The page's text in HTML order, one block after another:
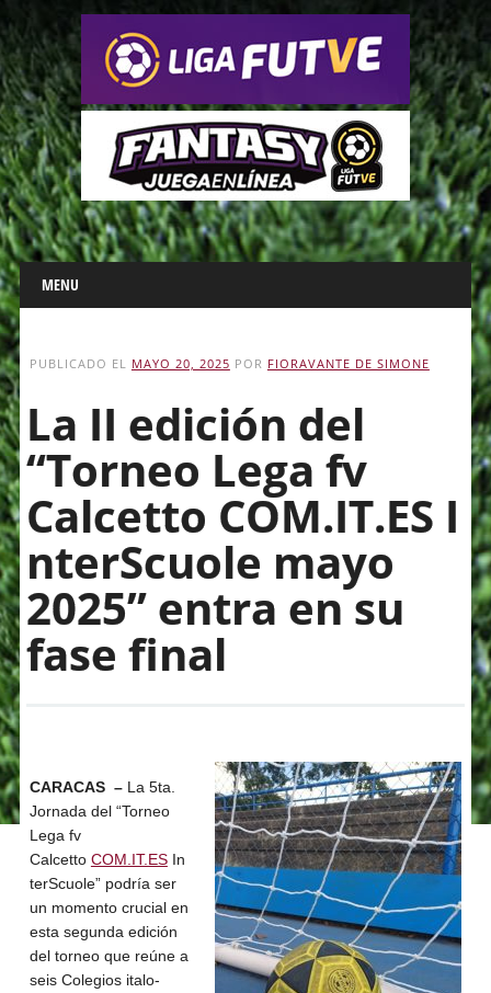
Main menu
Skip
to
content
MENU
PUBLICADO EL MAYO 20, 2025 POR FIORAVANTE DE SIMONE
La II edición del
“Torneo Lega fv
Calcetto COM.IT.ES I
nterScuole mayo
2025” entra en su
fase final
CARACAS – La 5ta.
Jornada del “Torneo
Lega fv
Calcetto COM.IT.ESIn
terScuole” podría ser
un momento crucial en
esta segunda edición
del torneo que reúne a
seis Colegios italo-